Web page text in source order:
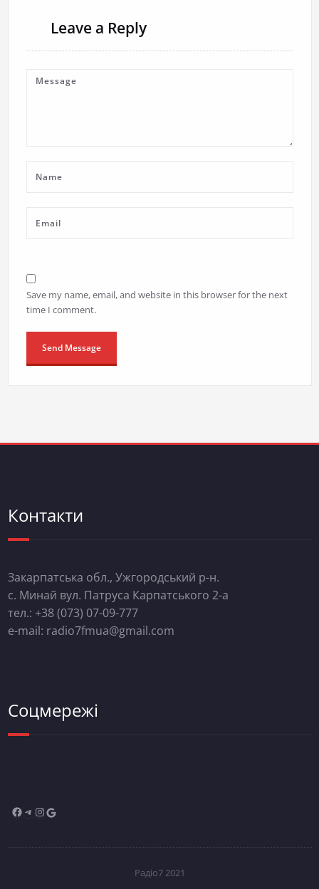
Leave a Reply
Save my name, email, and website in this browser for the next
time I comment.
Контакти
Закарпатська обл., Ужгородський р-н.
с. Минай вул. Патруса Карпатського 2-а
тел.: +38 (073) 07-09-777
e-mail: radio7fmua@gmail.com
Соцмережі
Радіо7 2021